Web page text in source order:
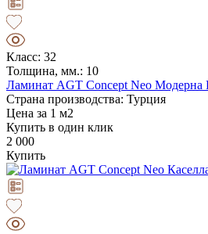
Класс: 32
Толщина, мм.: 10
Ламинат AGT Concept Neo Модерна
Страна производства: Турция
Цена за 1 м2
Купить в один клик
2 000
Купить